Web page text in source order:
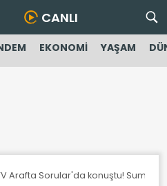
CANLI
EKONOMİ YAŞAM
Arafta Sorular'da konuştu! Sumud